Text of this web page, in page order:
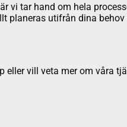
vi tar hand om hela
planeras utifrån dina
eller vill veta mer om våra